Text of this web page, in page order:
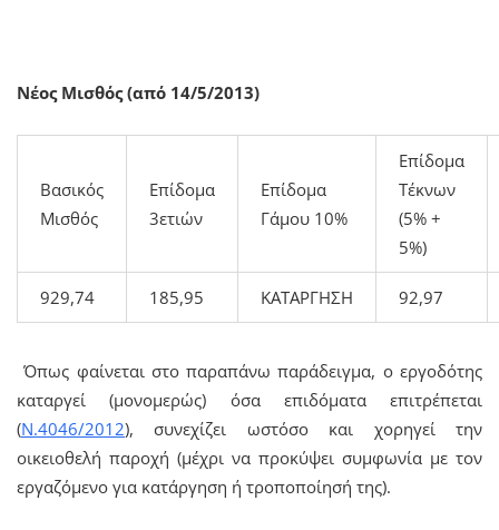
Νέος Μισθός (από 14/5/2013)
Βασικός
Μισθός
Επίδομα
3ετιών
Επίδομα
Γάμου 10%
Επίδομα
Τέκνων
(5% +
5%)
929,74 185,95 ΚΑΤΑΡΓΗΣΗ 92,97
Όπως φαίνεται στο παραπάνω παράδειγμα, ο εργοδότης
καταργεί (μονομερώς) όσα επιδόματα επιτρέπεται
(Ν.4046/2012), συνεχίζει ωστόσο και χορηγεί την
οικειοθελή παροχή (μέχρι να προκύψει συμφωνία με τον
εργαζόμενο για κατάργηση ή τροποποίησή της).